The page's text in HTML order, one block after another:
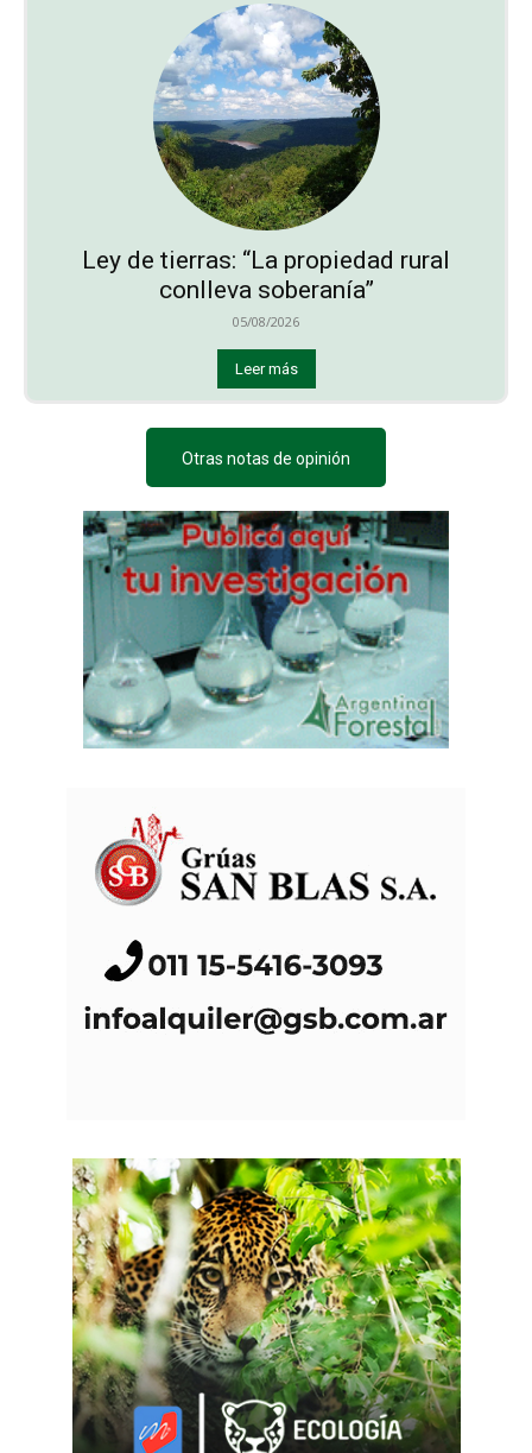
Ley de tierras: “La propiedad rural
conlleva soberanía”
05/08/2026
Leer más
Otras notas de opinión